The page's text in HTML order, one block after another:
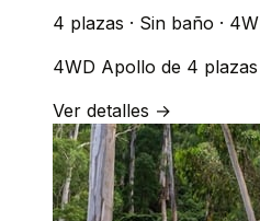
4 plazas · Sin baño ·
4WD Apollo de 4
Ver detalles →